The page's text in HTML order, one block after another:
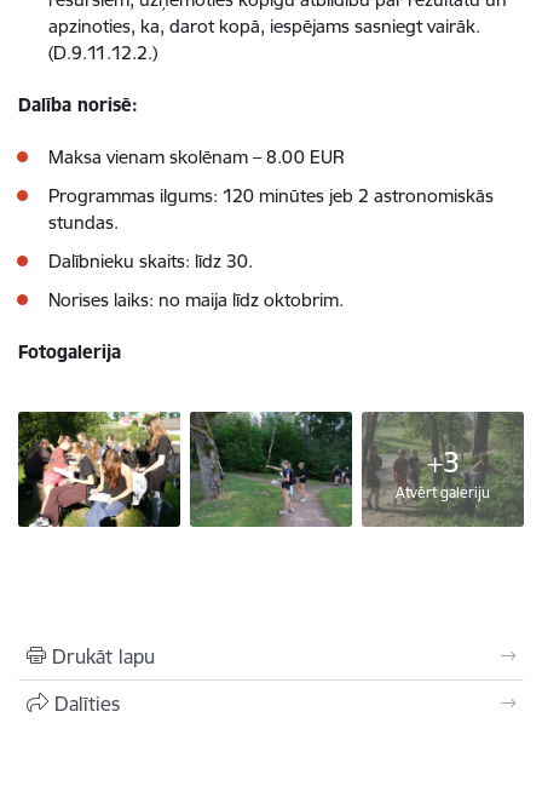
apzinoties, ka, darot kopā, iespējams sasniegt vairāk.
(D.9.11.12.2.)
Dalība norisē:
Maksa vienam skolēnam – 8.00 EUR
Programmas ilgums: 120 minūtes jeb 2 astronomiskās
stundas.
Dalībnieku skaits: līdz 30.
Norises laiks: no maija līdz oktobrim.
Fotogalerija
+3
Atvērt galeriju
Drukāt lapu
Dalīties